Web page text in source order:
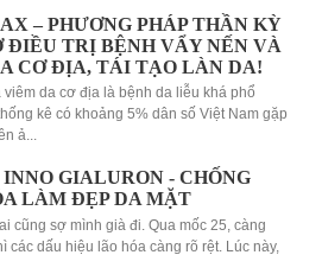
– PHƯƠNG PHÁP THẦN KỲ
ĐIỀU TRỊ BỆNH VẨY NẾN VÀ
CƠ ĐỊA, TÁI TẠO LÀN DA!
viêm da cơ địa là bệnh da liễu khá phổ
kê có khoảng 5% dân số Việt Nam gặp
ả...
GIALURON - CHỐNG
LÀM ĐẸP DA MẶT
cũng sợ mình già đi. Qua mốc 25, càng
các dấu hiệu lão hóa càng rõ rệt. Lúc này,